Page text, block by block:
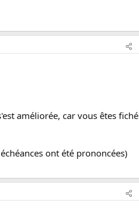
améliorée, car vous êtes fiché
ont été prononcées)